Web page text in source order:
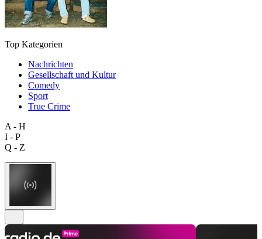
Top Kategorien
Nachrichten
Gesellschaft und Kultur
Comedy
Sport
True Crime
A - H
I - P
Q - Z